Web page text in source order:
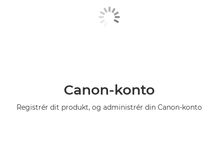
Canon-konto
Registrér dit produkt, og administrér din Canon-konto